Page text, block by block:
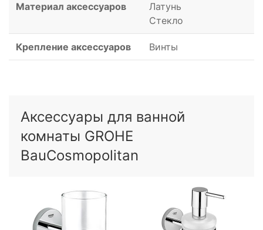
Материал аксессуаров
Латунь
Стекло
Крепление аксессуаров Винты
Аксессуары для ванной
комнаты GROHE
BauCosmopolitan